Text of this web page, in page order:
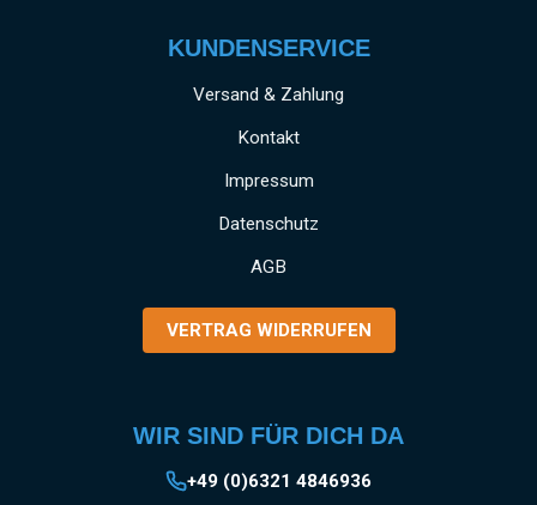
KUNDENSERVICE
Versand & Zahlung
Kontakt
Impressum
Datenschutz
AGB
VERTRAG WIDERRUFEN
WIR SIND FÜR DICH DA
+49 (0)6321 4846936